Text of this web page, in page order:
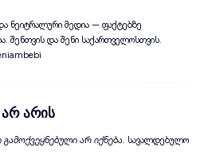
ნეიტრალური მედია — ფაქტებზე
შენთვის და შენი საქართველოსთვის.
არ არის
არ იქნება. სავალდებულო